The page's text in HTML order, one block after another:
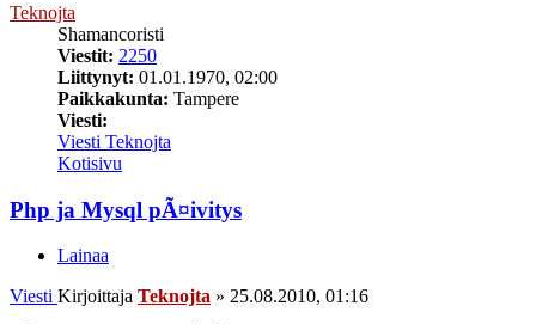
Teknojta
Shamancoristi
Viestit: 2250
Liittynyt: 01.01.1970, 02:00
Paikkakunta: Tampere
Viesti:
Viesti Teknojta
Kotisivu
Php ja Mysql pÃ¤ivitys
Lainaa
Viesti Kirjoittaja Teknojta » 25.08.2010, 01:16